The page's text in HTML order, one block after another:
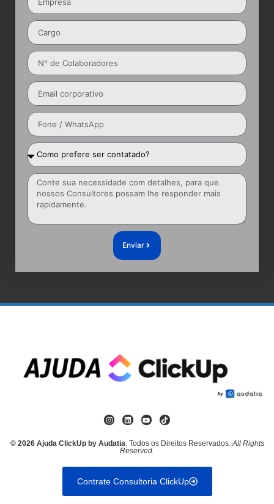
Enviar
© 2026 Ajuda ClickUp by Audatia. Todos os Direitos Reservados.All Rights
Reserved.
Contrate Consultoria ClickUp